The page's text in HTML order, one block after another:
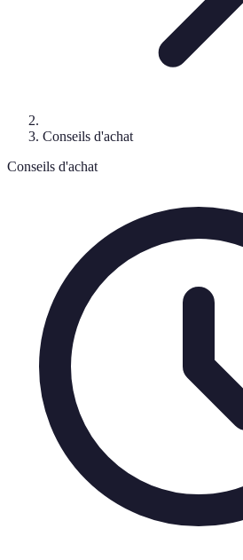
Conseils d'achat
Conseils d'achat